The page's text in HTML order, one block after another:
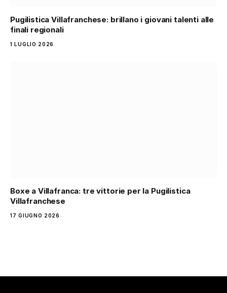
Pugilistica Villafranchese: brillano i giovani talenti alle
finali regionali
1 LUGLIO 2026
Boxe a Villafranca: tre vittorie per la Pugilistica
Villafranchese
17 GIUGNO 2026